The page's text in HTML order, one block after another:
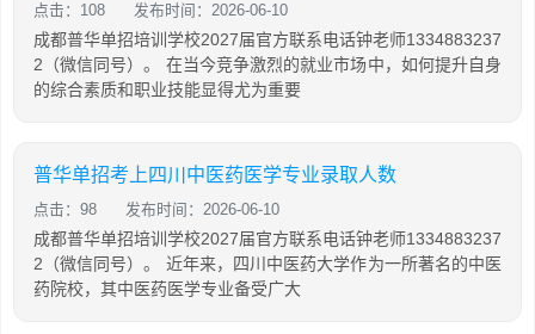
点击：108 发布时间：2026-06-10
成都普华单招培训学校2027届官方联系电话钟老师1334883237
2（微信同号）。 在当今竞争激烈的就业市场中，如何提升自身
的综合素质和职业技能显得尤为重要
普华单招考上四川中医药医学专业录取人数
点击：98 发布时间：2026-06-10
成都普华单招培训学校2027届官方联系电话钟老师1334883237
2（微信同号）。 近年来，四川中医药大学作为一所著名的中医
药院校，其中医药医学专业备受广大